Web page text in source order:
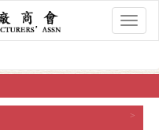
香
港
會